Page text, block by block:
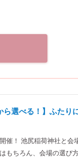
徒歩3分／東京メトロ東
ら選べる！】ふたり
催！ 池尻稲荷神社と会
もちろん、会場の選び